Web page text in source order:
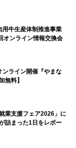
牛生産体制推進事業
オンライン情報交換会
ンライン開催『やまな
無料】
業支援フェア2026」に
詰まった1日をレポー